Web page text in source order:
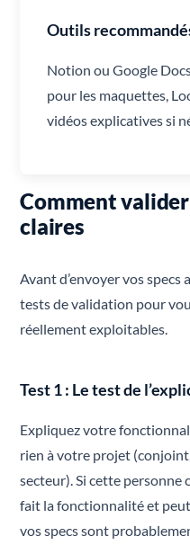
Outils
Notion ou Google
pour les maquettes,
vidéos explicatives si
Comment
claires
Avant d’envoyer vos specs
tests de validation pour
réellement exploitables.
Test 1 : Le test de
Expliquez votre
rien à votre projet
secteur). Si cette personne
fait la fonctionnalité et
vos specs sont